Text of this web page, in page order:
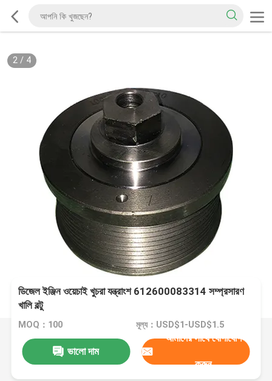
2/ 4
ডিজেল ইঞ্জিন ওয়েচাই খুচরা যন্ত্রাংশ 612600083314 সম্প্রসারণ
খালি বল্টু
MOQ：100 মূল্য：USD$1-USD$1.5
ভালো দাম
আমাদের সাথে যোগাযোগ
করুন